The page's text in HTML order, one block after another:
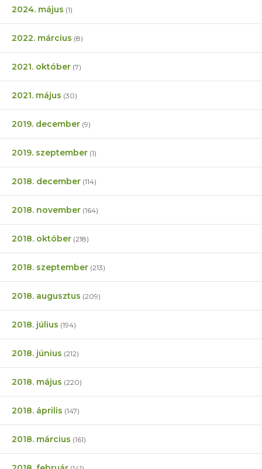
2024. május (1)
2022. március (8)
2021. október (7)
2021. május (30)
2019. december (9)
2019. szeptember (1)
2018. december (114)
2018. november (164)
2018. október (218)
2018. szeptember (213)
2018. augusztus (209)
2018. július (194)
2018. június (212)
2018. május (220)
2018. április (147)
2018. március (161)